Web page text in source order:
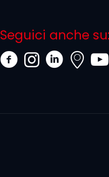
Seguici anche su: